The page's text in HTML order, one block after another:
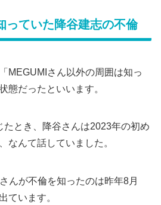
っていた降谷建志の不倫
MEGUMIさん以外の周囲は知っ
態だったといいます。
たとき、降谷さんは2023年の初め
なんて話していました。
んが不倫を知ったのは昨年8月
ています。